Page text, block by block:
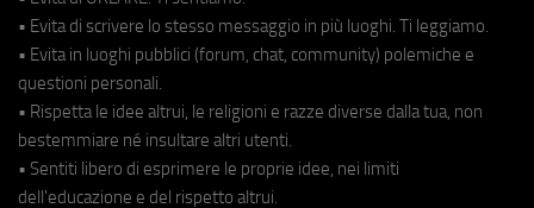
• Evita di scrivere lo stesso messaggio in più luoghi. Ti leggiamo.
• Evita in luoghi pubblici (forum, chat, community) polemiche e
questioni personali.
• Rispetta le idee altrui, le religioni e razze diverse dalla tua, non
bestemmiare né insultare altri utenti.
• Sentiti libero di esprimere le proprie idee, nei limiti
dell'educazione e del rispetto altrui.